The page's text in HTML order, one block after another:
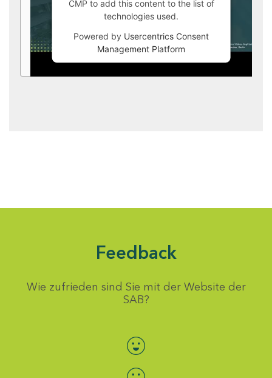
CMP to add this content to the list of
technologies used.
Powered by Usercentrics Consent
Management Platform
Feedback
Wie zufrieden sind Sie mit der Website der
SAB?
Bewertung auswählen